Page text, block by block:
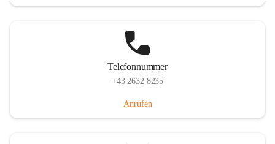
Telefonnummer
+43 2632 8235
Anrufen